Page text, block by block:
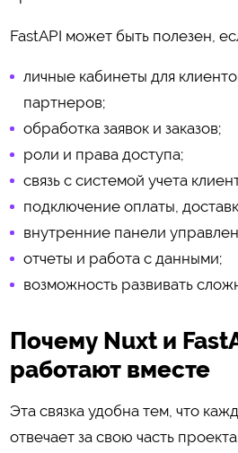
FastAPI может быть полезен,
личные кабинеты для
партнеров;
обработка заявок и заказов;
роли и права доступа;
связь с системой учета
подключение оплаты,
внутренние панели
отчеты и работа с данными;
возможность развивать
Почему Nuxt и
работают вместе
Эта связка удобна тем, что
отвечает за свою часть